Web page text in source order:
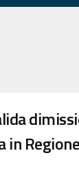
in Regione